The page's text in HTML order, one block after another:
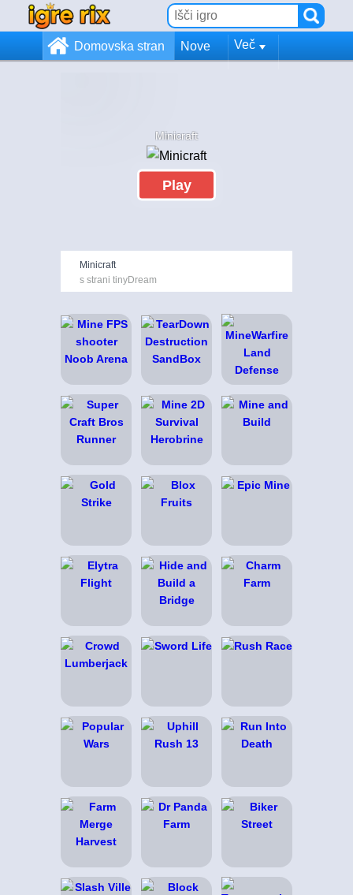
Domovska stran Nove Več
Minicraft
Play
Minicraft
s strani tinyDream